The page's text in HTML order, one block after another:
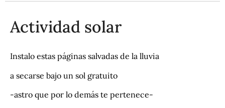
Actividad solar
Instalo estas páginas salvadas de la lluvia
a secarse bajo un sol gratuito
-astro que por lo demás te pertenece-